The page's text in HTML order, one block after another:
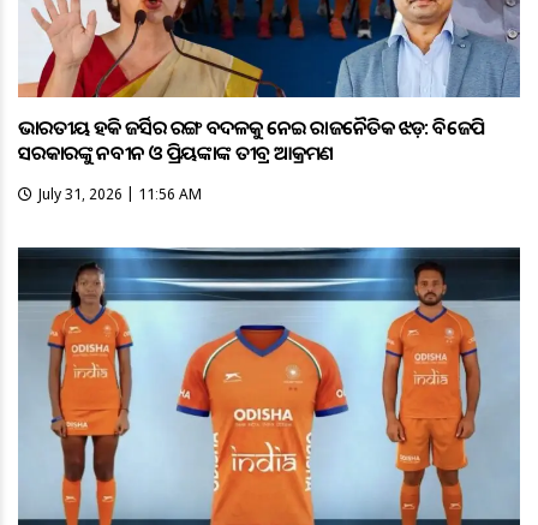
ଭାରତୀୟ ହକି ଜର୍ସିର ରଙ୍ଗ ବଦଳକୁ ନେଇ ରାଜନୈତିକ ଝଡ଼: ବିଜେପି
ସରକାରଙ୍କୁ ନବୀନ ଓ ପ୍ରିୟଙ୍କାଙ୍କ ତୀବ୍ର ଆକ୍ରମଣ
July 31, 2026 | 11:56 AM